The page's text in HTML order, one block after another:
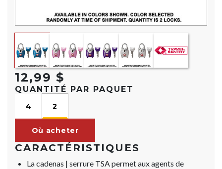
12,99 $
QUANTITÉ PAR PAQUET
4 2
Où acheter
CARACTÉRISTIQUES
La cadenas | serrure TSA permet aux agents de